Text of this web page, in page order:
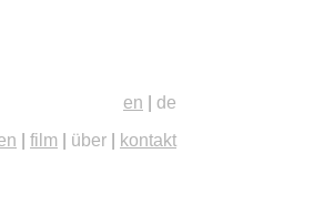
en
de
film über
kontakt